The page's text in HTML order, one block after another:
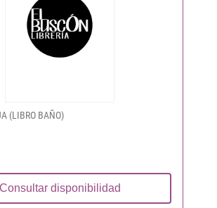
(LIBRO BAÑO)
Consultar disponibilidad